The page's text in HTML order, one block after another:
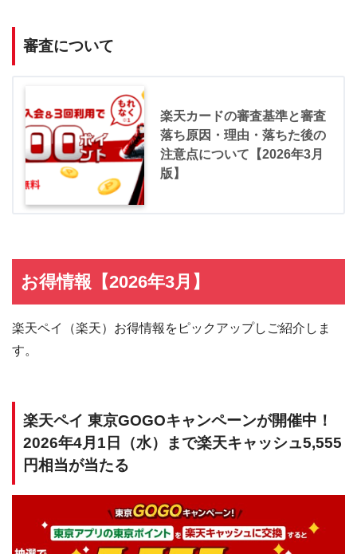
審査について
楽天カードの審査基準と審査
落ち原因・理由・落ちた後の
注意点について【2026年3月
版】
お得情報【2026年3月】
楽天ペイ（楽天）お得情報をピックアップしご紹介しま
す。
楽天ペイ 東京GOGOキャンペーンが開催中！
2026年4月1日（水）まで楽天キャッシュ5,555
円相当が当たる